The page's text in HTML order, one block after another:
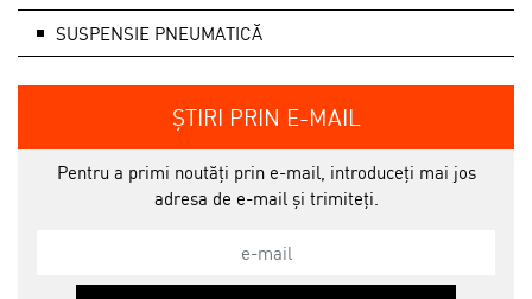
SUSPENSIE PNEUMATICĂ
ȘTIRI PRIN E-MAIL
Pentru a primi noutăți prin e-mail, introduceți mai jos
adresa de e-mail și trimiteți.